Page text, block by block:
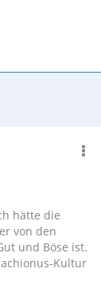
hätte die
von den
und Böse ist.
Kultur